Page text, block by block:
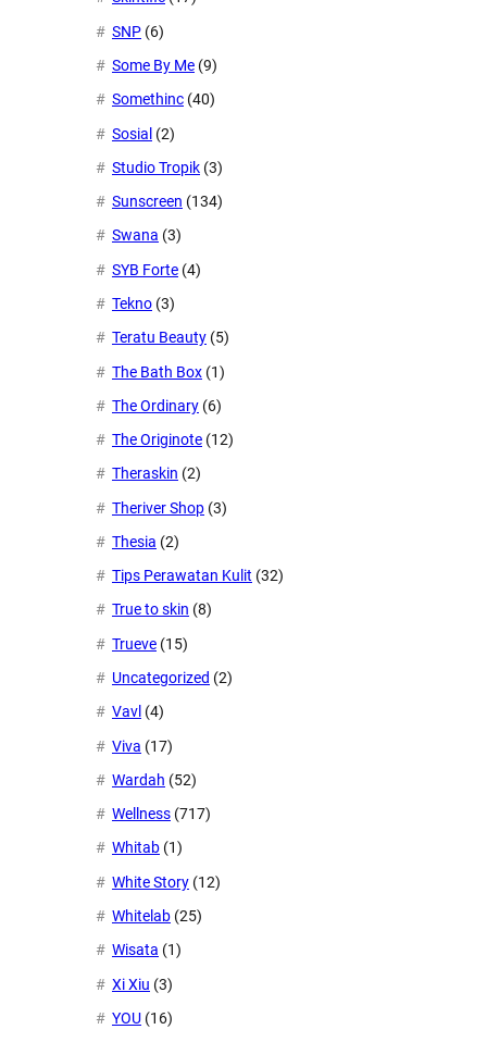
SNP (6)
Some By Me (9)
Somethinc (40)
Sosial (2)
Studio Tropik (3)
Sunscreen (134)
Swana (3)
SYB Forte (4)
Tekno (3)
Teratu Beauty (5)
The Bath Box (1)
The Ordinary (6)
The Originote (12)
Theraskin (2)
Theriver Shop (3)
Thesia (2)
Tips Perawatan Kulit (32)
True to skin (8)
Trueve (15)
Uncategorized (2)
Vavl (4)
Viva (17)
Wardah (52)
Wellness (717)
Whitab (1)
White Story (12)
Whitelab (25)
Wisata (1)
Xi Xiu (3)
YOU (16)